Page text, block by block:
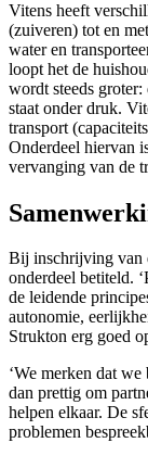
Vitens heeft
(zuiveren) tot en
water en
loopt het de
wordt steeds
staat onder druk.
transport
Onderdeel hiervan
vervanging van de
Bij inschrijving van
onderdeel betiteld.
de leidende
autonomie,
Strukton erg goed
‘We merken dat
dan prettig om
helpen elkaar. De
problemen